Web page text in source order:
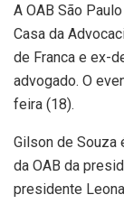
A OAB São
Casa da
de Franca e ex-
advogado. O
feira (18).
Gilson de Souza
da OAB da
presidente